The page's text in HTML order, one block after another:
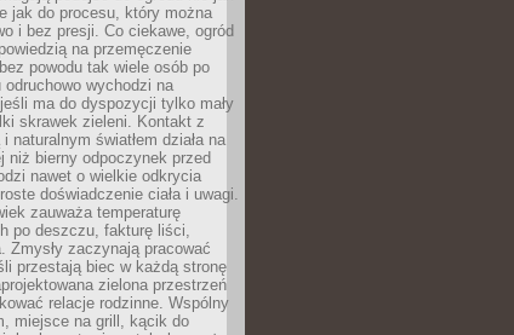
jak do procesu, który można
i bez presji. Co ciekawe, ogród
na przemęczenie
powodu tak wiele osób po
wychodzi na
ma do dyspozycji tylko mały
skrawek zieleni. Kontakt z
naturalnym światłem działa na
niż bierny odpoczynek przed
nawet o wielkie odkrycia
doświadczenie ciała i uwagi.
zauważa temperaturę
po deszczu, fakturę liści,
Zmysły zaczynają pracować
przestają biec w każdą stronę
zielona przestrzeń
relacje rodzinne. Wspólny
miejsce na grill, kącik do